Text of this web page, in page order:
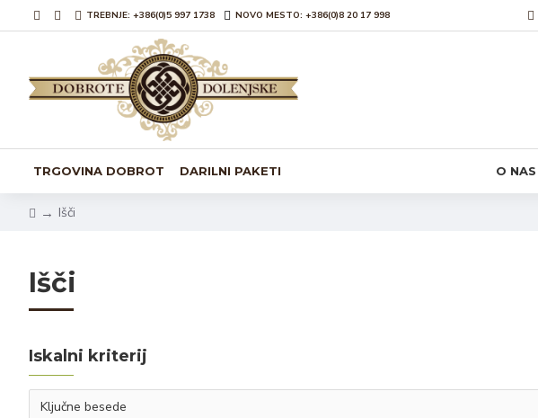
TREBNJE: +386(0)5 997 1738 NOVO MESTO: +386(0)8 20 17 998
TRGOVINA DOBROT DARILNI PAKETI O NAS
Išči
Išči
Iskalni kriterij